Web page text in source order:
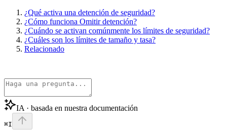
¿Qué activa una detención de seguridad?
¿Cómo funciona Omitir detención?
¿Cuándo se activan comúnmente los límites de seguridad?
¿Cuáles son los límites de tamaño y tasa?
Relacionado
IA · basada en nuestra documentación
⌘I